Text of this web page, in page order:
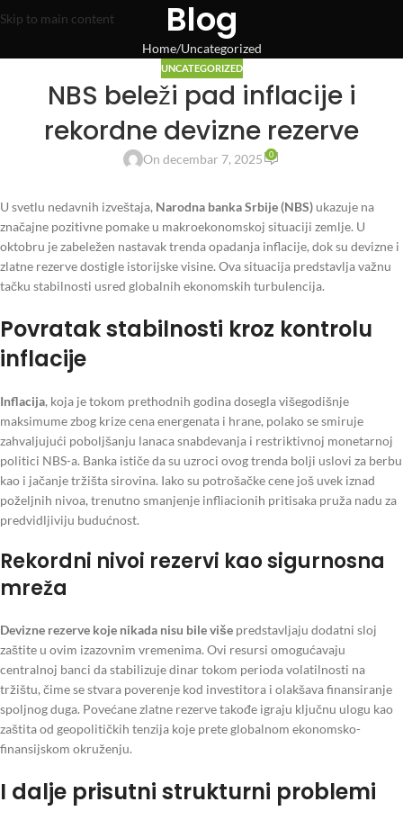
Skip to main content Blog
Home Uncategorized
UNCATEGORIZED
NBS beleži pad inflacije i
rekordne devizne rezerve
On decembar 7, 2025 0
U svetlu nedavnih izveštaja, Narodna banka Srbije (NBS) ukazuje na
značajne pozitivne pomake u makroekonomskoj situaciji zemlje. U
oktobru je zabeležen nastavak trenda opadanja inflacije, dok su devizne i
zlatne rezerve dostigle istorijske visine. Ova situacija predstavlja važnu
tačku stabilnosti usred globalnih ekonomskih turbulencija.
Povratak stabilnosti kroz kontrolu
inflacije
Inflacija, koja je tokom prethodnih godina dosegla višegodišnje
maksimume zbog krize cena energenata i hrane, polako se smiruje
zahvaljujući poboljšanju lanaca snabdevanja i restriktivnoj monetarnoj
politici NBS-a. Banka ističe da su uzroci ovog trenda bolji uslovi za berbu
kao i jačanje tržišta sirovina. Iako su potrošačke cene još uvek iznad
poželjnih nivoa, trenutno smanjenje infliacionih pritisaka pruža nadu za
predvidljiviju budućnost.
Rekordni nivoi rezervi kao sigurnosna
mreža
Devizne rezerve koje nikada nisu bile više predstavljaju dodatni sloj
zaštite u ovim izazovnim vremenima. Ovi resursi omogućavaju
centralnoj banci da stabilizuje dinar tokom perioda volatilnosti na
tržištu, čime se stvara poverenje kod investitora i olakšava finansiranje
spoljnog duga. Povećane zlatne rezerve takođe igraju ključnu ulogu kao
zaštita od geopolitičkih tenzija koje prete globalnom ekonomsko-
finansijskom okruženju.
I dalje prisutni strukturni problemi